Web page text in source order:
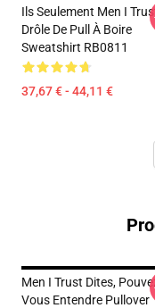
Ils Seulement Men I
Drôle De Pull À Boire
Sweatshirt RB0811
37,67 € - 44,11 €
Men I Trust Dites,
Vous Entendre Pullover